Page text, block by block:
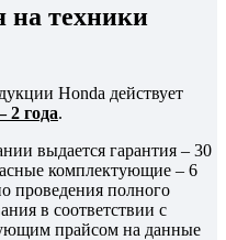
на техники
Honda действует
2 года.
выдается гарантия – 30
комплектующие – 6
проведения полного
в соответствии с
прайсом на данные